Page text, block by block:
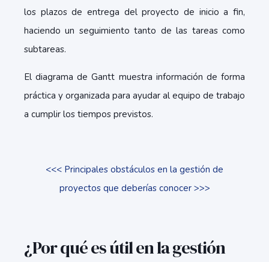
los plazos de entrega del proyecto de inicio a fin,
haciendo un seguimiento tanto de las tareas como
subtareas.
El diagrama de Gantt muestra información de forma
práctica y organizada para ayudar al equipo de trabajo
a cumplir los tiempos previstos.
<<< Principales obstáculos en la gestión de
proyectos que deberías conocer >>>
¿Por qué es útil en la gestión